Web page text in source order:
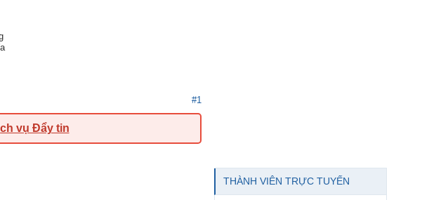
#1
vụ Đẩy tin
THÀNH VIÊN TRỰC TUYẾN